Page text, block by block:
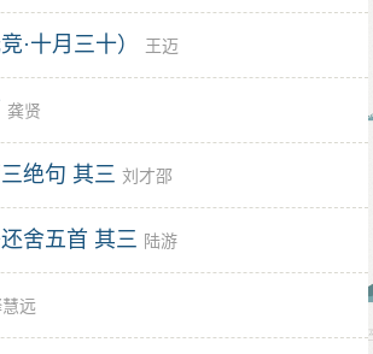
·十月三十） 王迈
龚贤
绝句 其三 刘才邵
舍五首 其三 陆游
远